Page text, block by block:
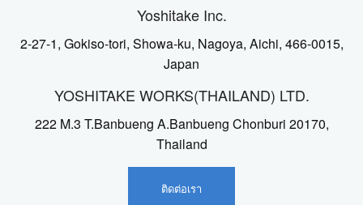
Yoshitake Inc.
2-27-1, Gokiso-tori, Showa-ku, Nagoya, Aichi, 466-0015,
Japan
YOSHITAKE WORKS(THAILAND) LTD.
222 M.3 T.Banbueng A.Banbueng Chonburi 20170,
Thailand
ติดต่อเรา